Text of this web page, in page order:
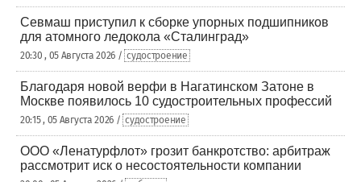
Севмаш приступил к сборке упорных подшипников
для атомного ледокола «Сталинград»
20:30 , 05 Августа 2026 / судостроение
Благодаря новой верфи в Нагатинском Затоне в
Москве появилось 10 судостроительных профессий
20:15 , 05 Августа 2026 / судостроение
ООО «Ленатурфлот» грозит банкротство: арбитраж
рассмотрит иск о несостоятельности компании